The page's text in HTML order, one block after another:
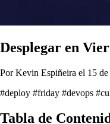
Desplegar en
Por Kevin Espiñeira el 15
#deploy #friday #devops
Tabla de